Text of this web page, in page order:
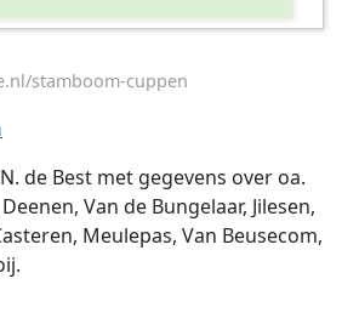
stamboom-cuppen
de Best met gegevens over oa.
Van de Bungelaar, Jilesen,
Meulepas, Van Beusecom,